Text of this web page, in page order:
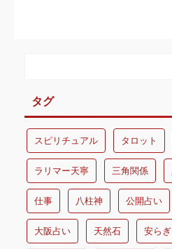
タグ
スピリチュアル タロット
ラリマー天寧 三角関係
仕事 八柱神 公開占い
大阪占い 天然石 安らぎ